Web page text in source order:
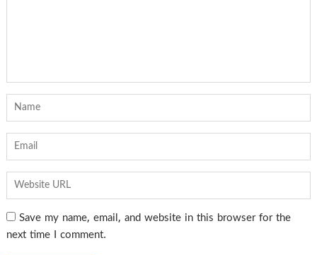
Save my name, email, and website in this browser for the
next time I comment.